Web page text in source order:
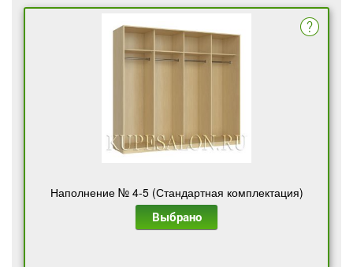
Наполнение № 4-5 (Стандартная комплектация)
Выбрано